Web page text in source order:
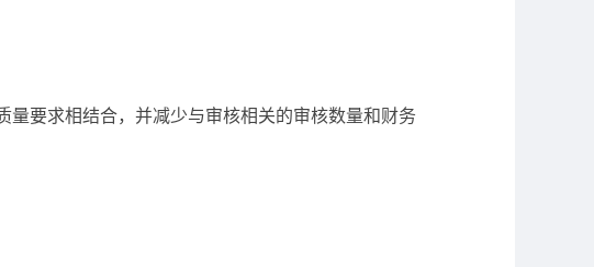
要求相结合，并减少与审核相关的审核数量和财务